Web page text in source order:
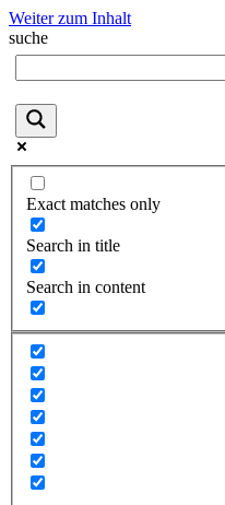
Weiter zum Inhalt
suche
Exact matches only
Search in title
Search in content